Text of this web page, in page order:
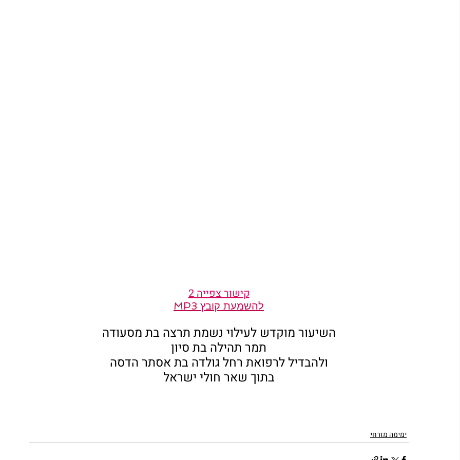
קישור צפייה 2
להשמעת קובץ MP3
השיעור מוקדש לעילוי נשמת תרצה בת מסעודה
תמר תהילה בת סיון
ולהבדיל לרפואת רחל גולדה בת אסתר הדסה
בתוך שאר חולי ישראל
ימימה מזרחי